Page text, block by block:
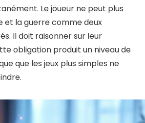
Le joueur ne peut plus
et la guerre comme deux
Il doit raisonner sur leur
obligation produit un niveau de
que les jeux plus simples ne